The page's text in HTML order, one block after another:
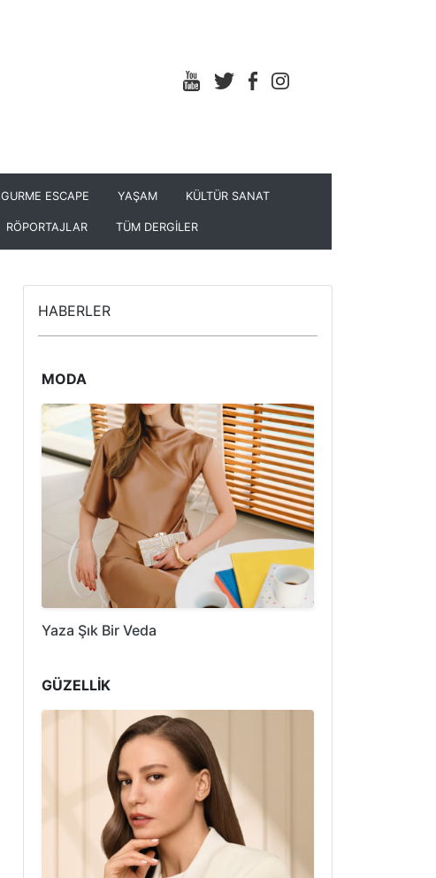
GURME ESCAPE YAŞAM KÜLTÜR SANAT
RÖPORTAJLAR TÜM DERGİLER
HABERLER
MODA
Yaza Şık Bir Veda
GÜZELLİK